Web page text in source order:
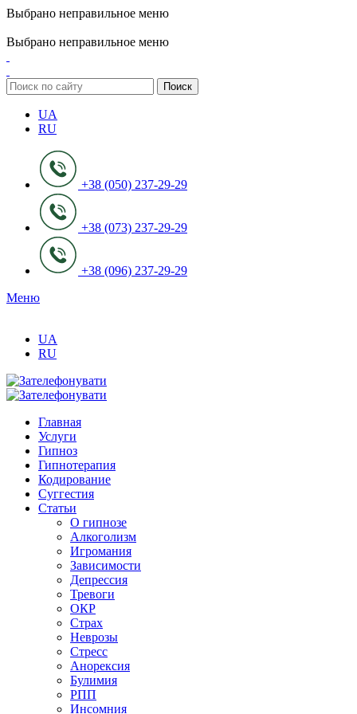
Выбрано неправильное меню
Выбрано неправильное меню
Поиск
UA
RU
+38 (050) 237-29-29
+38 (073) 237-29-29
+38 (096) 237-29-29
Меню
UA
RU
Главная
Услуги
Гипноз
Гипнотерапия
Кодирование
Суггестия
Статьи
О гипнозе
Алкоголизм
Игромания
Зависимости
Депрессия
Тревоги
ОКР
Страх
Неврозы
Стресс
Анорексия
Булимия
РПП
Инсомния